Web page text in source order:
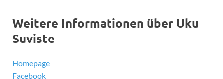
Weitere Informationen über Uku
Suviste
Homepage
Facebook